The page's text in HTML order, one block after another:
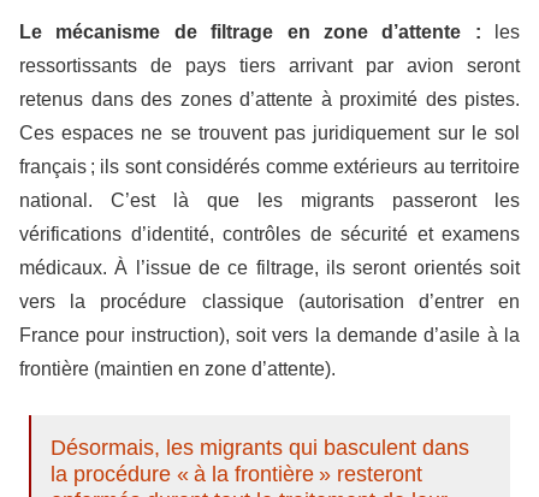
Le mécanisme de filtrage en zone d’attente : les
ressortissants de pays tiers arrivant par avion seront
retenus dans des zones d’attente à proximité des pistes.
Ces espaces ne se trouvent pas juridiquement sur le sol
français ; ils sont considérés comme extérieurs au territoire
national. C’est là que les migrants passeront les
vérifications d’identité, contrôles de sécurité et examens
médicaux. À l’issue de ce filtrage, ils seront orientés soit
vers la procédure classique (autorisation d’entrer en
France pour instruction), soit vers la demande d’asile à la
frontière (maintien en zone d’attente).
Désormais, les migrants qui basculent dans
la procédure « à la frontière » resteront